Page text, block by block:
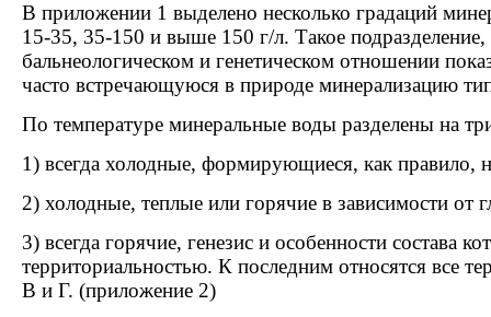
В приложении 1 выделено несколько градаций
15-35, 35-150 и выше 150 г/л. Такое подразделение,
бальнеологическом и генетическом отношении
часто встречающуюся в природе минерализацию
По температуре минеральные воды разделены на
1) всегда холодные, формирующиеся, как правило,
2) холодные, теплые или горячие в зависимости от
3) всегда горячие, генезис и особенности состава
территориальностью. К последним относятся все
В и Г. (приложение 2)